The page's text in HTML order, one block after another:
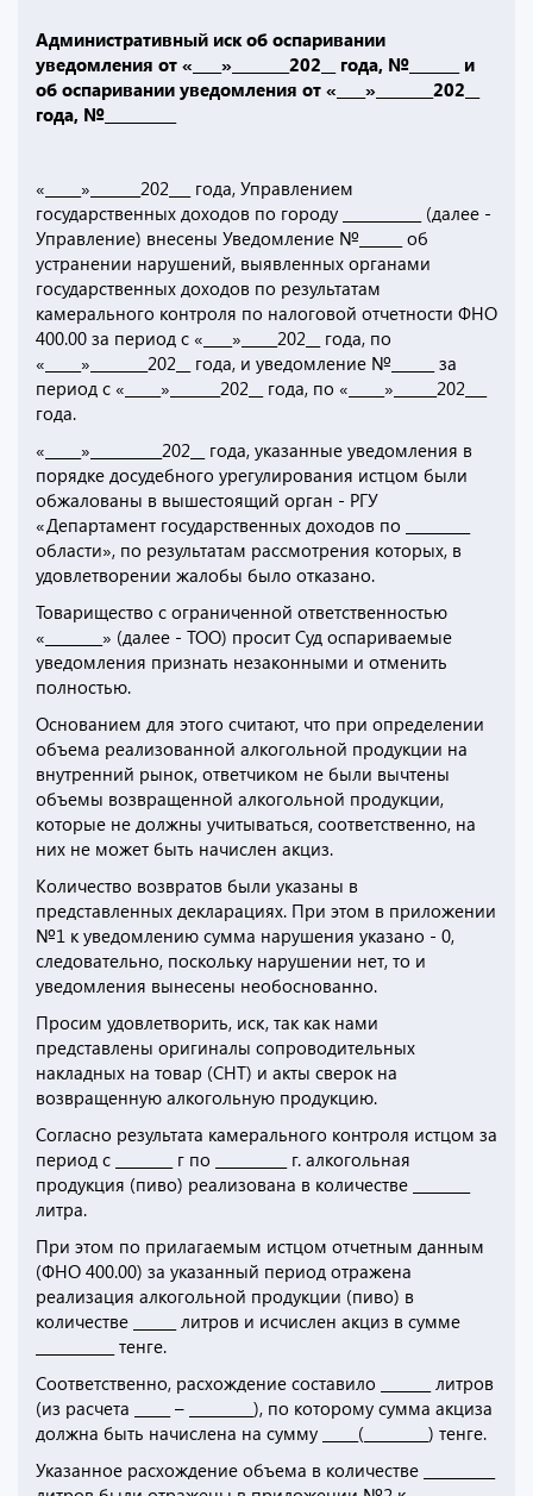
Административный иск об оспаривании
уведомления от «____»________202__ года, №_______ и
об оспаривании уведомления от «____»________202__
года, №__________
«_____»_______202___ года, Управлением
государственных доходов по городу ___________ (далее -
Управление) внесены Уведомление №______ об
устранении нарушений, выявленных органами
государственных доходов по результатам
камерального контроля по налоговой отчетности ФНО
400.00 за период с «____»_____202__ года, по
«_____»________202__ года, и уведомление №______ за
период с «_____»_______202__ года, по «_____»______202___
года.
«_____»__________202__ года, указанные уведомления в
порядке досудебного урегулирования истцом были
обжалованы в вышестоящий орган - РГУ
«Департамент государственных доходов по _________
области», по результатам рассмотрения которых, в
удовлетворении жалобы было отказано.
Товарищество с ограниченной ответственностью
«________» (далее - ТОО) просит Суд оспариваемые
уведомления признать незаконными и отменить
полностью.
Основанием для этого считают, что при определении
объема реализованной алкогольной продукции на
внутренний рынок, ответчиком не были вычтены
объемы возвращенной алкогольной продукции,
которые не должны учитываться, соответственно, на
них не может быть начислен акциз.
Количество возвратов были указаны в
представленных декларациях. При этом в приложении
№1 к уведомлению сумма нарушения указано - 0,
следовательно, поскольку нарушении нет, то и
уведомления вынесены необоснованно.
Просим удовлетворить, иск, так как нами
представлены оригиналы сопроводительных
накладных на товар (СНТ) и акты сверок на
возвращенную алкогольную продукцию.
Согласно результата камерального контроля истцом за
период с ________ г по __________ г. алкогольная
продукция (пиво) реализована в количестве ________
литра.
При этом по прилагаемым истцом отчетным данным
(ФНО 400.00) за указанный период отражена
реализация алкогольной продукции (пиво) в
количестве ______ литров и исчислен акциз в сумме
___________ тенге.
Соответственно, расхождение составило _______ литров
(из расчета _____ – _________), по которому сумма акциза
должна быть начислена на сумму _____(_________) тенге.
Указанное расхождение объема в количестве __________